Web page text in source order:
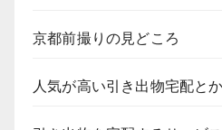
京都前撮りの見どころ
人気が高い引き出物宅配と